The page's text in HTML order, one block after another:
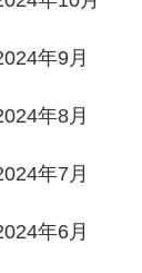
年9月
年8月
年7月
年6月